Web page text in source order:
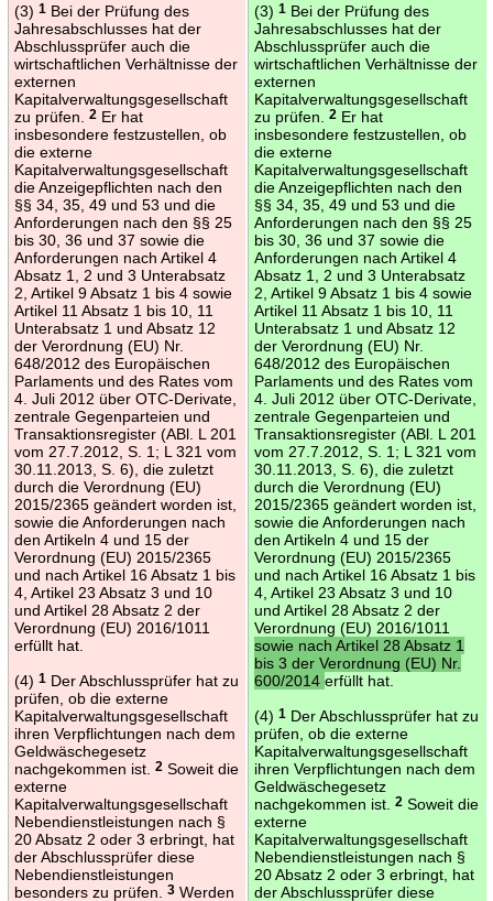
(3) 1Bei der Prüfung des
Jahresabschlusses hat der
Abschlussprüfer auch die
wirtschaftlichen Verhältnisse der
externen
Kapitalverwaltungsgesellschaft
zu prüfen.
2Er hat
insbesondere festzustellen, ob
die externe
Kapitalverwaltungsgesellschaft
die Anzeigepflichten nach den
§§ 34, 35, 49 und 53 und die
Anforderungen nach den §§ 25
bis 30, 36 und 37 sowie die
Anforderungen nach Artikel 4
Absatz 1, 2 und 3 Unterabsatz
2, Artikel 9 Absatz 1 bis 4 sowie
Artikel 11 Absatz 1 bis 10, 11
Unterabsatz 1 und Absatz 12
der Verordnung (EU) Nr.
648/2012 des Europäischen
Parlaments und des Rates vom
4. Juli 2012 über OTC-Derivate,
zentrale Gegenparteien und
Transaktionsregister (ABl. L 201
vom 27.7.2012, S. 1; L 321 vom
30.11.2013, S. 6), die zuletzt
durch die Verordnung (EU)
2015/2365 geändert worden ist,
sowie die Anforderungen nach
den Artikeln 4 und 15 der
Verordnung (EU) 2015/2365
und nach Artikel 16 Absatz 1 bis
4, Artikel 23 Absatz 3 und 10
und Artikel 28 Absatz 2 der
Verordnung (EU) 2016/1011
erfüllt hat.
(4) 1Der Abschlussprüfer hat zu
prüfen, ob die externe
Kapitalverwaltungsgesellschaft
ihren Verpflichtungen nach dem
Geldwäschegesetz
nachgekommen ist.
2Soweit die
externe
Kapitalverwaltungsgesellschaft
Nebendienstleistungen nach §
20 Absatz 2 oder 3 erbringt, hat
der Abschlussprüfer diese
Nebendienstleistungen
besonders zu prüfen.
3Werden
(3) 1Bei der Prüfung des
Jahresabschlusses hat der
Abschlussprüfer auch die
wirtschaftlichen Verhältnisse der
externen
Kapitalverwaltungsgesellschaft
zu prüfen.
2Er hat
insbesondere festzustellen, ob
die externe
Kapitalverwaltungsgesellschaft
die Anzeigepflichten nach den
§§ 34, 35, 49 und 53 und die
Anforderungen nach den §§ 25
bis 30, 36 und 37 sowie die
Anforderungen nach Artikel 4
Absatz 1, 2 und 3 Unterabsatz
2, Artikel 9 Absatz 1 bis 4 sowie
Artikel 11 Absatz 1 bis 10, 11
Unterabsatz 1 und Absatz 12
der Verordnung (EU) Nr.
648/2012 des Europäischen
Parlaments und des Rates vom
4. Juli 2012 über OTC-Derivate,
zentrale Gegenparteien und
Transaktionsregister (ABl. L 201
vom 27.7.2012, S. 1; L 321 vom
30.11.2013, S. 6), die zuletzt
durch die Verordnung (EU)
2015/2365 geändert worden ist,
sowie die Anforderungen nach
den Artikeln 4 und 15 der
Verordnung (EU) 2015/2365
und nach Artikel 16 Absatz 1 bis
4, Artikel 23 Absatz 3 und 10
und Artikel 28 Absatz 2 der
Verordnung (EU) 2016/1011
sowie nach Artikel 28 Absatz 1
bis 3 der Verordnung (EU) Nr.
600/2014 erfüllt hat.
(4) 1Der Abschlussprüfer hat zu
prüfen, ob die externe
Kapitalverwaltungsgesellschaft
ihren Verpflichtungen nach dem
Geldwäschegesetz
nachgekommen ist.
2Soweit die
externe
Kapitalverwaltungsgesellschaft
Nebendienstleistungen nach §
20 Absatz 2 oder 3 erbringt, hat
der Abschlussprüfer diese